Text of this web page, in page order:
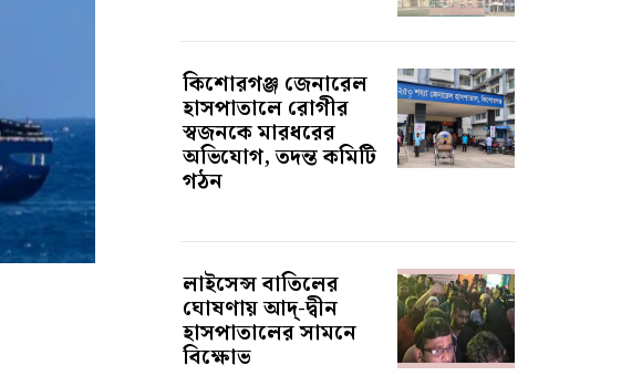
কিশোরগঞ্জ জেনারেল
হাসপাতালে রোগীর
স্বজনকে মারধরের
অভিযোগ, তদন্ত কমিটি
গঠন
লাইসেন্স বাতিলের
ঘোষণায় আদ্-দ্বীন
হাসপাতালের সামনে
বিক্ষোভ